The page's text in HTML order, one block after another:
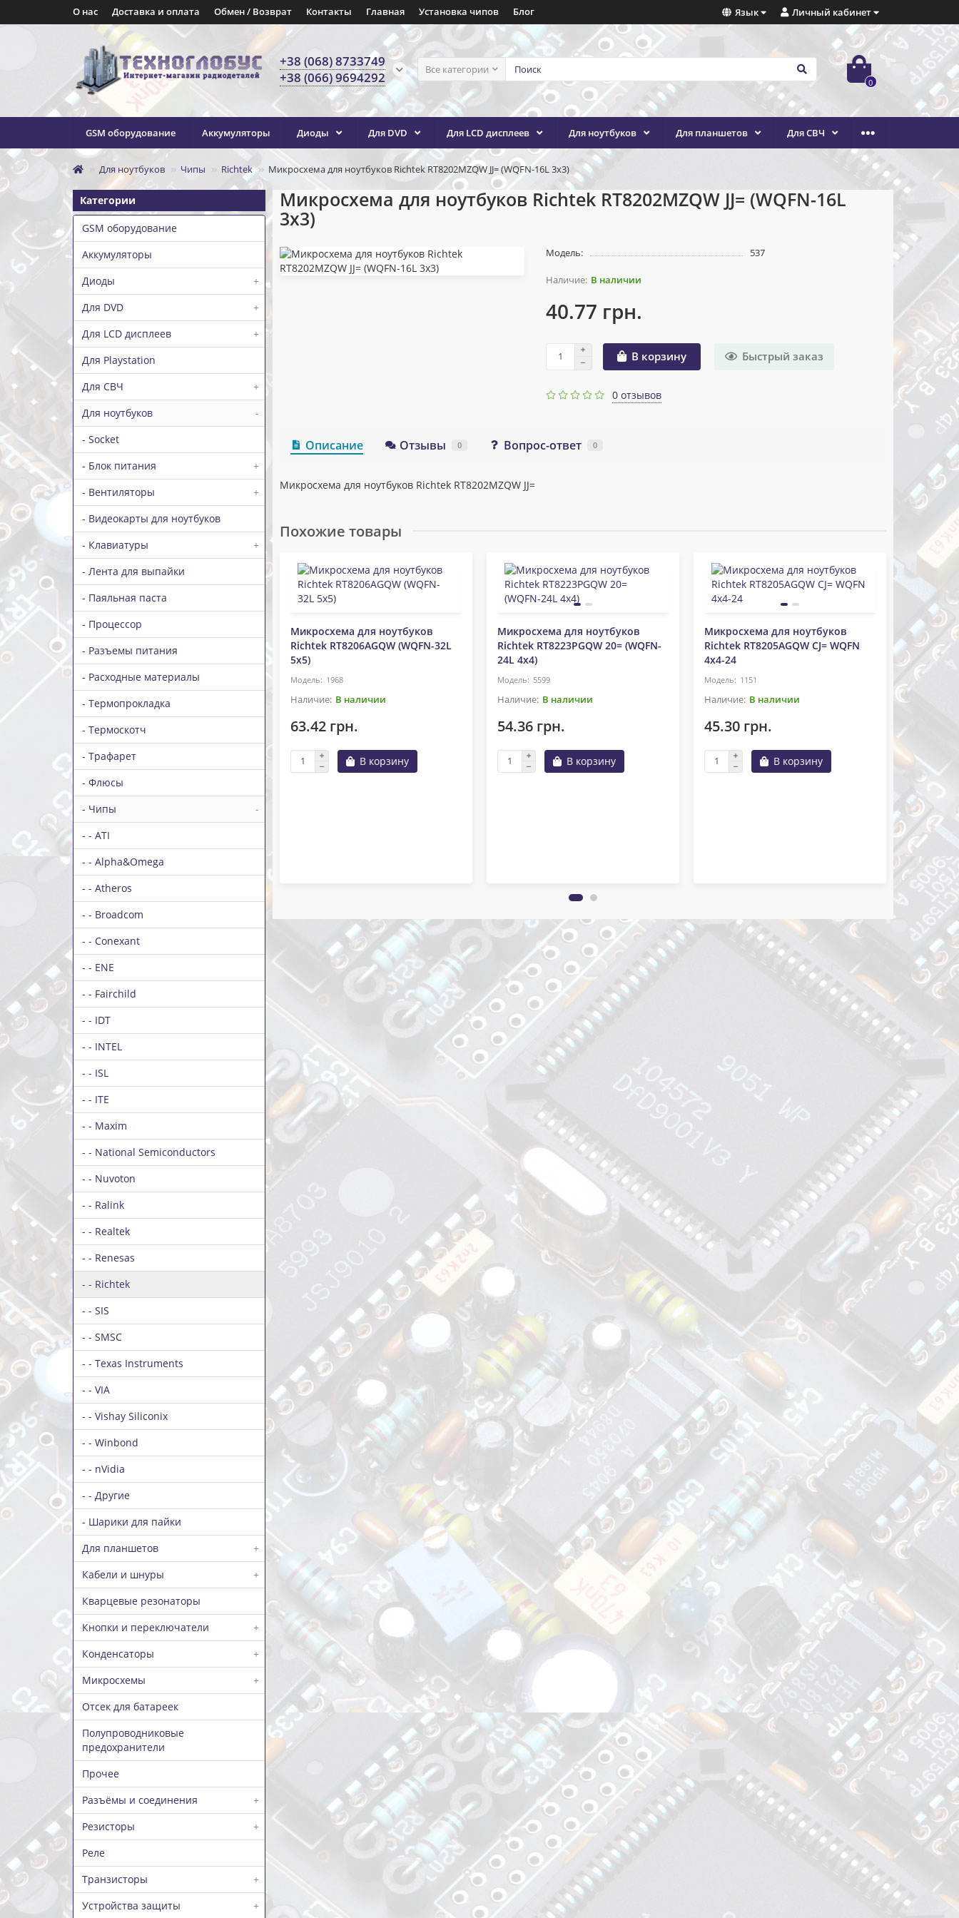
Личный кабинет
Язык
О нас Доставка и оплата Обмен / Возврат Контакты Главная Установка чипов Блог
Все категории
+38 (068) 8733749
+38 (066) 9694292
0
GSM оборудование Аккумуляторы Диоды Для DVD Для LCD дисплеев Для ноутбуков Для планшетов Для СВЧ
Для ноутбуков Чипы Richtek Микросхема для ноутбуков Richtek RT8202MZQW JJ= (WQFN-16L 3x3)
Категории
GSM оборудование
Аккумуляторы
Диоды
+
Для DVD
+
Для LCD дисплеев
+
Для Playstation
Для СВЧ
+
Для ноутбуков
-
- Socket
- Блок питания
+
- Вентиляторы
+
- Видеокарты для ноутбуков
- Клавиатуры
+
- Лента для выпайки
- Паяльная паста
- Процессор
- Разъемы питания
- Расходные материалы
- Термопрокладка
- Термоскотч
- Трафарет
- Флюсы
- Чипы
-
- - ATI
- - Alpha&Omega
- - Atheros
- - Broadcom
- - Conexant
- - ENE
- - Fairchild
- - IDT
- - INTEL
- - ISL
- - ITE
- - Maxim
- - National Semiconductors
- - Nuvoton
- - Ralink
- - Realtek
- - Renesas
- - Richtek
- - SIS
- - SMSC
- - Texas Instruments
- - VIA
- - Vishay Siliconix
- - Winbond
- - nVidia
- - Другие
- Шарики для пайки
Для планшетов
+
Кабели и шнуры
+
Кварцевые резонаторы
Кнопки и переключатели
+
Конденсаторы
+
Микросхемы
+
Отсек для батареек
Полупроводниковые
предохранители
Прочее
Разъёмы и соединения
+
Резисторы
+
Реле
Транзисторы
+
Устройства защиты
+
Микросхема для ноутбуков Richtek RT8202MZQW JJ= (WQFN-16L
3x3)
Модель: 537
В наличии
40.77 грн.
В корзину Быстрый заказ
0 отзывов
Описание Отзывы 0 Вопрос-ответ 0
Микросхема для ноутбуков Richtek RT8202MZQW JJ=
Похожие товары
Микросхема для ноутбуков
Richtek RT8206AGQW (WQFN-32L
5x5)
1968
В наличии
63.42 грн.
В корзину
Микросхема для ноутбуков
Richtek RT8223PGQW 20= (WQFN-
24L 4x4)
5599
В наличии
54.36 грн.
В корзину
Микросхема для ноутбуков
Richtek RT8205AGQW CJ= WQFN
4x4-24
1151
В наличии
45.30 грн.
В корзину
22.65